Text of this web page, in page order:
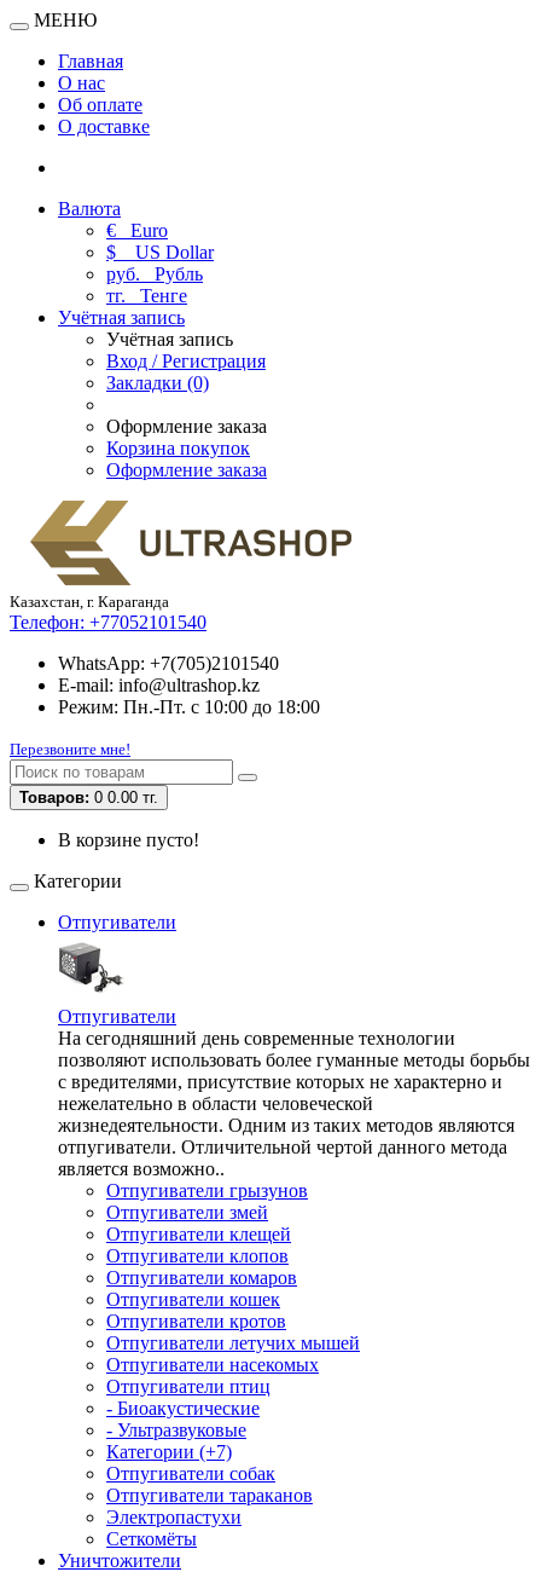
МЕНЮ
Главная
О нас
Об оплате
О доставке
Валюта
€ Euro
$
US Dollar
руб. Рубль
тг. Тенге
Учётная запись
Учётная запись
Вход / Регистрация
Закладки (0)
Оформление заказа
Корзина покупок
Оформление заказа
Казахстан, г. Караганда
Телефон: +77052101540
WhatsApp: +7(705)2101540
E-mail: info@ultrashop.kz
Режим: Пн.-Пт. с 10:00 до 18:00
Перезвоните мне!
Товаров: 0 0.00 тг.
В корзине пусто!
Категории
Отпугиватели
Отпугиватели
На сегодняшний день современные технологии
позволяют использовать более гуманные методы борьбы
с вредителями, присутствие которых не характерно и
нежелательно в области человеческой
жизнедеятельности. Одним из таких методов являются
отпугиватели. Отличительной чертой данного метода
является возможно..
Отпугиватели грызунов
Отпугиватели змей
Отпугиватели клещей
Отпугиватели клопов
Отпугиватели комаров
Отпугиватели кошек
Отпугиватели кротов
Отпугиватели летучих мышей
Отпугиватели насекомых
Отпугиватели птиц
- Биоакустические
- Ультразвуковые
Категории (+7)
Отпугиватели собак
Отпугиватели тараканов
Электропастухи
Сеткомёты
Уничтожители